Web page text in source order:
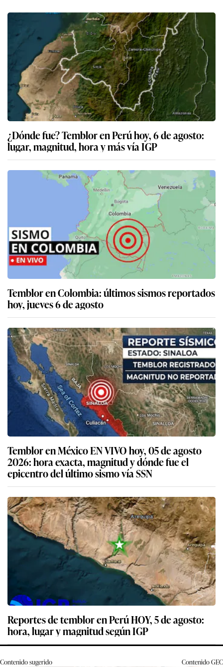
¿Dónde fue? Temblor en Perú hoy, 6 de agosto:
lugar, magnitud, hora y más vía IGP
Temblor en Colombia: últimos sismos reportados
hoy, jueves 6 de agosto
Temblor en México EN VIVO hoy, 05 de agosto
2026: hora exacta, magnitud y dónde fue el
epicentro del último sismo vía SSN
Reportes de temblor en Perú HOY, 5 de agosto:
hora, lugar y magnitud según IGP
Contenido sugerido ContenidoGEC